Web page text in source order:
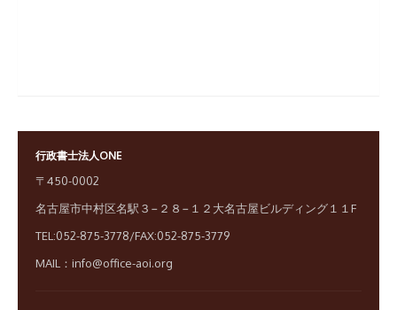
行政書士法人ONE
〒450-0002
名古屋市中村区名駅３−２８−１２大名古屋ビルディング１１F
TEL:052-875-3778/FAX:052-875-3779
MAIL：info@office-aoi.org